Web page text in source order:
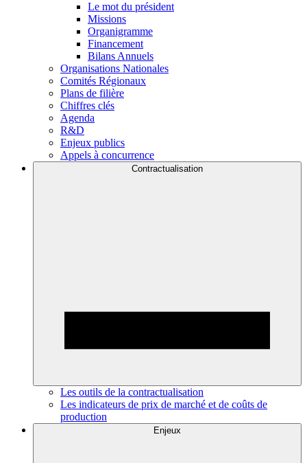
Le mot du président
Missions
Organigramme
Financement
Bilans Annuels
Organisations Nationales
Comités Régionaux
Plans de filière
Chiffres clés
Agenda
R&D
Enjeux publics
Appels à concurrence
Contractualisation
Les outils de la contractualisation
Les indicateurs de prix de marché et de coûts de
production
Enjeux